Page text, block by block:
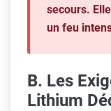
secours.
un feu
B. Les
Lithium